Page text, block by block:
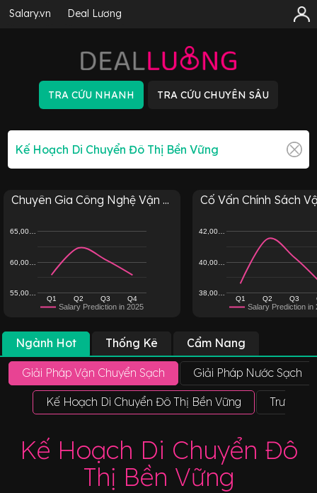
Salary.vn Deal Lương
Chuyên Gia Công Nghệ Vận ...
Salary Prediction in 2025
Q1 Q2 Q3 Q4
55,00…
60,00…
65,00…
Cố Vấn Chính Sách
Salary Prediction in
Q1 Q2 Q3
38,00…
40,00…
42,00…
Ngành Hot Thống Kê Cẩm Nang
Giải Pháp Vận Chuyển Sạch Giải Pháp Nước Sạch
Kế Hoạch Di Chuyển Đô Thị Bền Vững Trưởng
Kế Hoạch Di Chuyển Đô
Thị Bền Vững